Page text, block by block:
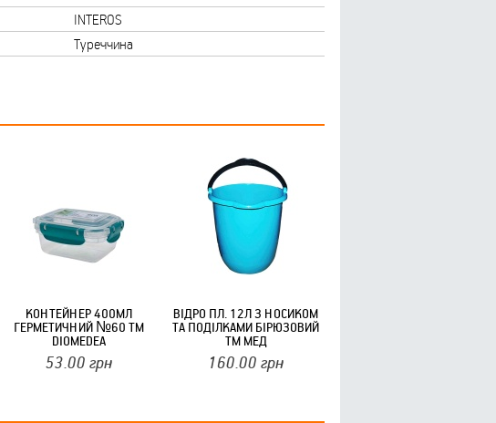
INTEROS
Туреччина
КОНТЕЙНЕР 400МЛ
ГЕРМЕТИЧНИЙ №60 ТМ
DIOMEDEA
53.00 грн
ВІДРО ПЛ. 12Л З НОСИКОМ
ТА ПОДІЛКАМИ БІРЮЗОВИЙ
ТМ МЕД
160.00 грн